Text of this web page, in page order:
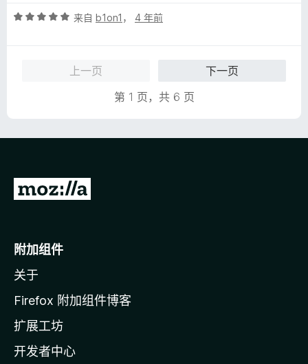
/评
来自 b1on1 ， 4 年前
上一页
下一页
第 1 页，共 6 页
转
o
i
l
a
主
附加组件
关于
Firefox 附加组件博客
扩展工坊
开发者中心